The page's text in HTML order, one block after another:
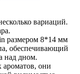
вариаций.
размером 8*14 мм
обеспечивающий
над дном.
они